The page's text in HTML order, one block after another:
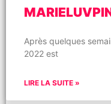
Après quelques
2022 est
LIRE LA SUITE »